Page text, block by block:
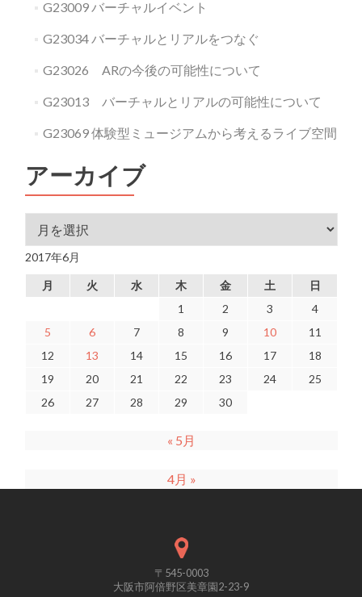
G23009 バーチャルイベント
G23034 バーチャルとリアルをつなぐ
G23026 ARの今後の可能性について
G23013 バーチャルとリアルの可能性について
G23069 体験型ミュージアムから考えるライブ空間
アーカイブ
アーカイブ
2017年6月
月 火 水 木 金 土
日
1
2 3
4
5
6 7 8 9 10
11
12
13 14 15 16 17
18
19
20 21 22 23 24
25
26
27 28 29 30
« 5月
4月 »
〒545-0003
大阪市阿倍野区美章園2-23-9